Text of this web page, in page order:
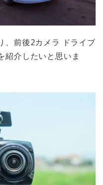
、前後2カメラ ドライブ
紹介したいと思いま